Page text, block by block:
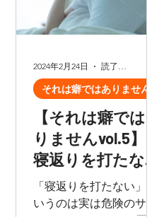
【それは癖ではあ
りませんvol.5】〜
寝返りを打たな
い〜
「寝返りを打たない」と
いうのは実は危険のサイ
それは癖ではありません
2024年2月24日